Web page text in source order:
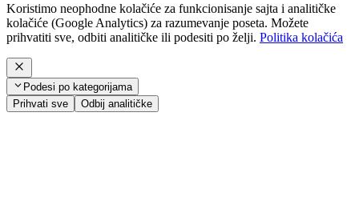
Koristimo neophodne kolačiće za funkcionisanje sajta i analitičke
kolačiće (Google Analytics) za razumevanje poseta. Možete
prihvatiti sve, odbiti analitičke ili podesiti po želji. Politika kolačića
Podesi po kategorijama
Prihvati sve
Odbij analitičke